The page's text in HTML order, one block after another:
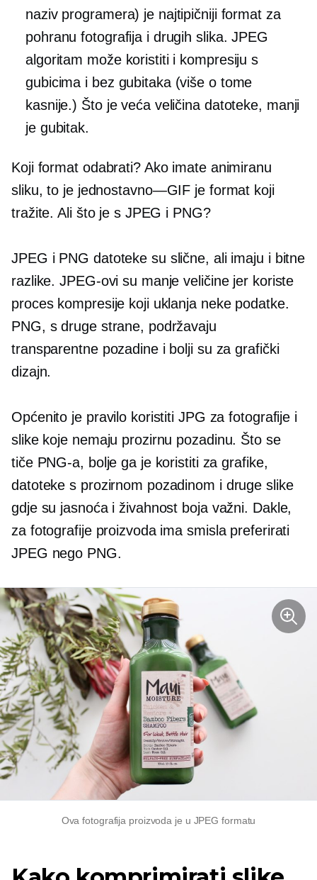
naziv programera) je najtipičniji format za
pohranu fotografija i drugih slika. JPEG
algoritam može koristiti i kompresiju s
gubicima i bez gubitaka (više o tome
kasnije.) Što je veća veličina datoteke, manji
je gubitak.
Koji format odabrati? Ako imate animiranu
sliku, to je jednostavno—GIF je format koji
tražite. Ali što je s JPEG i PNG?
JPEG i PNG datoteke su slične, ali imaju i bitne
razlike. JPEG-ovi su manje veličine jer koriste
proces kompresije koji uklanja neke podatke.
PNG, s druge strane, podržavaju
transparentne pozadine i bolji su za grafički
dizajn.
Općenito je pravilo koristiti JPG za fotografije i
slike koje nemaju prozirnu pozadinu. Što se
tiče PNG-a, bolje ga je koristiti za grafike,
datoteke s prozirnom pozadinom i druge slike
gdje su jasnoća i živahnost boja važni. Dakle,
za fotografije proizvoda ima smisla preferirati
JPEG nego PNG.
Ova fotografija proizvoda je u JPEG formatu